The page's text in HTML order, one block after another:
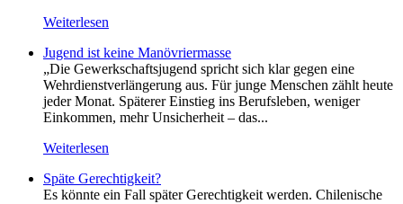
Weiterlesen
Jugend ist keine Manövriermasse
„Die Gewerkschaftsjugend spricht sich klar gegen eine
Wehrdienstverlängerung aus. Für junge Menschen zählt heute
jeder Monat. Späterer Einstieg ins Berufsleben, weniger
Einkommen, mehr Unsicherheit – das...
Weiterlesen
Späte Gerechtigkeit?
Es könnte ein Fall später Gerechtigkeit werden. Chilenische